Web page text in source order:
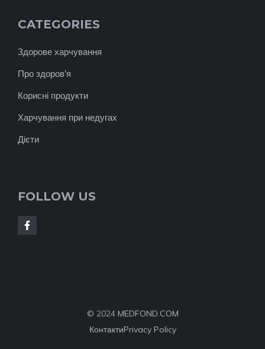
CATEGORIES
Здорове харчування
Про здоров'я
Корисні продукти
Харчування при недугах
Дієти
FOLLOW US
© 2024 MEDFOND.COM
КонтактиPrivacy Policy